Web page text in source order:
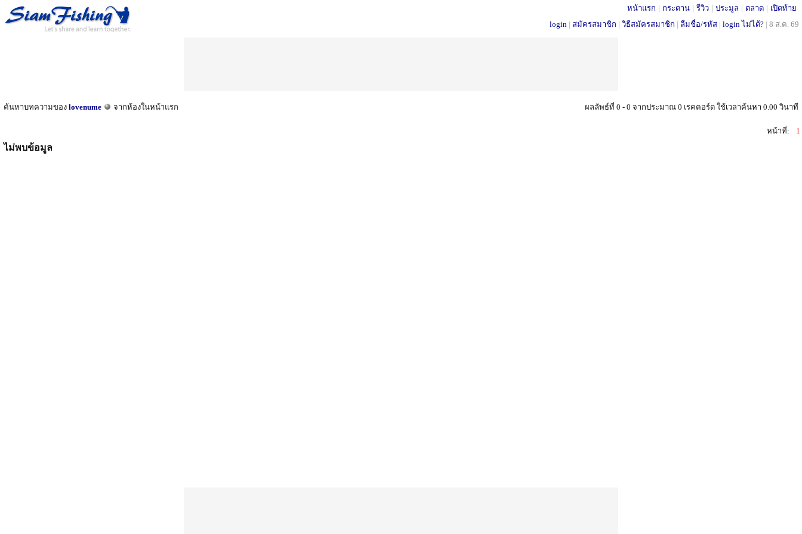
หน้าแรก | กระดาน | รีวิว | ประมูล | ตลาด | เปิดท้าย
login | สมัครสมาชิก | วิธีสมัครสมาชิก | ลืมชื่อ/รหัส | login ไม่ได้? | 8 ส.ค. 69
ค้นหาบทความของ lovenume จากห้องในหน้าแรก ผลลัพธ์ที่ 0 - 0 จากประมาณ 0 เรคคอร์ด ใช้เวลาค้นหา 0.00 วินาที
หน้าที่: 1
ไม่พบข้อมูล